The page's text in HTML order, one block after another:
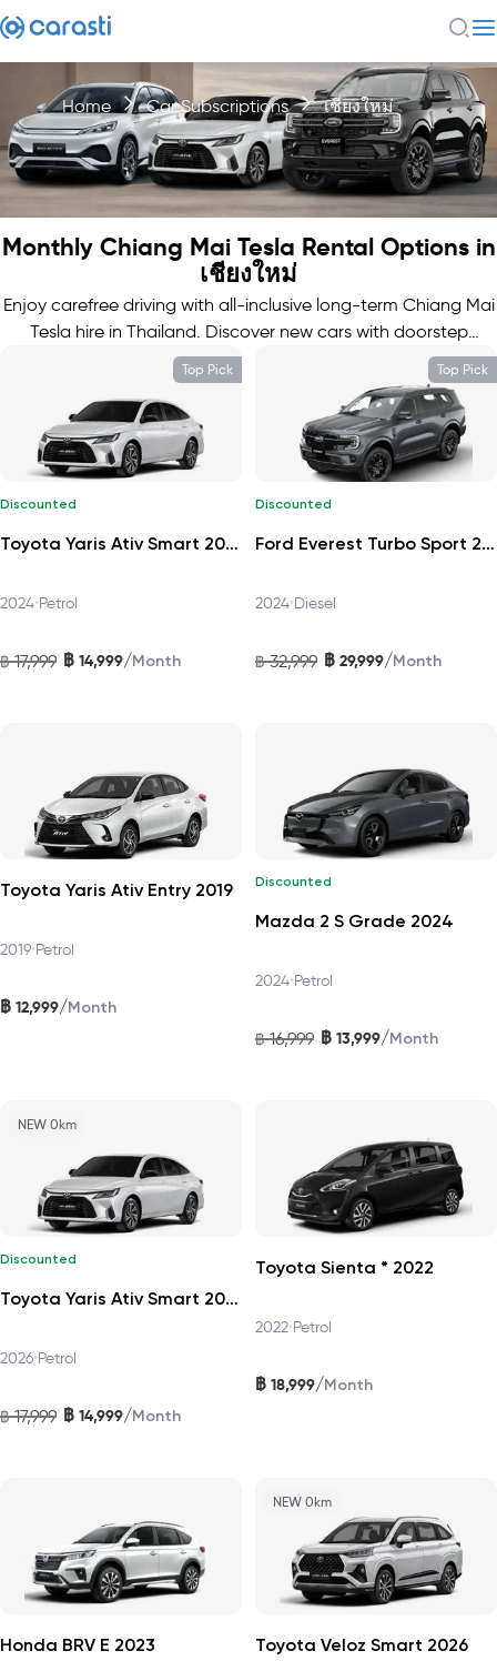
Home Car Subscriptions เชียงใหม่
Monthly Chiang Mai Tesla Rental Options in
เชียงใหม่
Enjoy carefree driving with all-inclusive long-term Chiang Mai
Tesla hire in Thailand. Discover new cars with doorstep
delivery.
Top Pick
Discounted
Toyota Yaris Ativ Smart 2024
2024•Petrol
฿ 17,999 ฿ 14,999/Month
Top Pick
Discounted
Ford Everest Turbo Sport 2024
2024•Diesel
฿ 32,999 ฿ 29,999/Month
Toyota Yaris Ativ Entry 2019
2019•Petrol
฿ 12,999/Month
Discounted
Mazda 2 S Grade 2024
2024•Petrol
฿ 16,999 ฿ 13,999/Month
NEW 0km
Discounted
Toyota Yaris Ativ Smart 2026
2026•Petrol
฿ 17,999 ฿ 14,999/Month
Toyota Sienta * 2022
2022•Petrol
฿ 18,999/Month
Honda BRV E 2023
NEW 0km
Toyota Veloz Smart 2026